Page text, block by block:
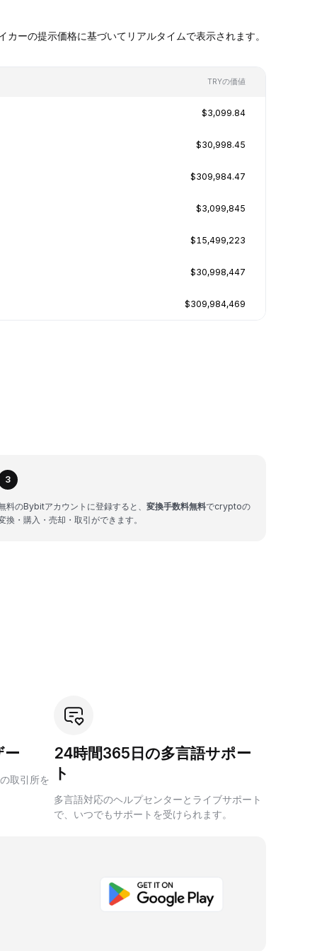
ーの提示価格に基づいてリアルタイムで表示されます。
TRYの価値
$3,099.84
$30,998.45
$309,984.47
$3,099,845
$15,499,223
$30,998,447
$309,984,469
3
料のBybitアカウントに登録すると、 変換手数料無料でcryptoの
換・購入・売却・取引ができます。
ー
取引所を
24時間365日の多言語サポー
ト
多言語対応のヘルプセンターとライブサポート
で、いつでもサポートを受けられます。